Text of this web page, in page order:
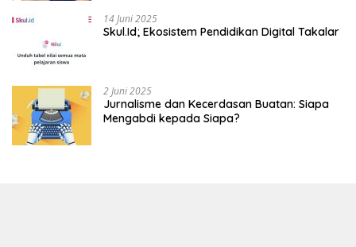
14 Juni 2025
Skul.Id; Ekosistem Pendidikan Digital Takalar
2 Juni 2025
Jurnalisme dan Kecerdasan Buatan: Siapa
Mengabdi kepada Siapa?